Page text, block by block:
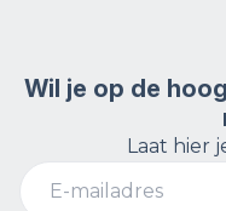
Wil je op de
Laat hier